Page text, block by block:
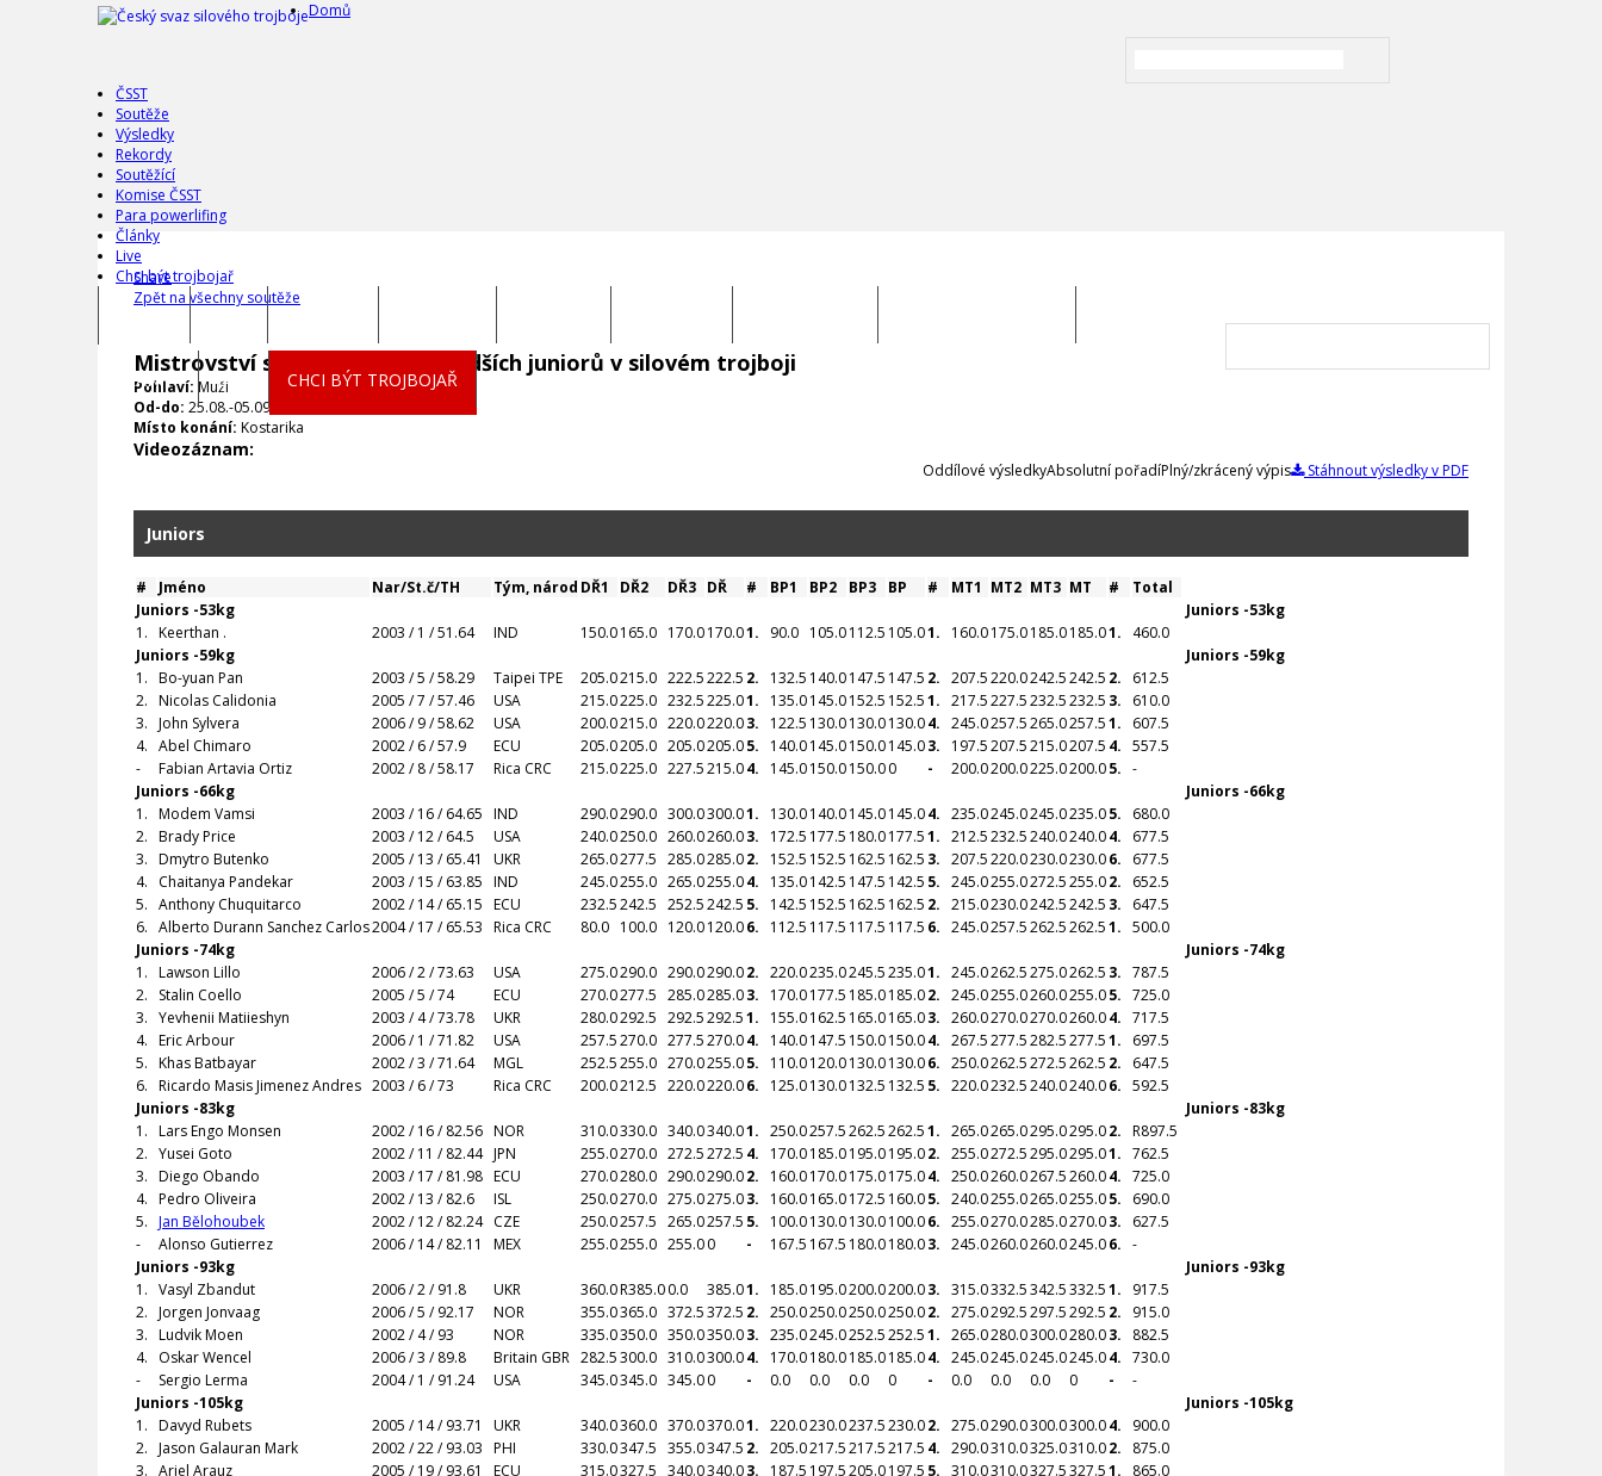
Domů
ČSST
Soutěže
Výsledky
Rekordy
Soutěžící
Komise ČSST
Para powerlifing
Články
Live
Chci být trojbojař
ČLÁNKY LIVE CHCI BÝT TROJBOJAŘ
Share
Zpět na všechny soutěže
Mistrovství světa juniorů a mladších juniorů v silovém trojboji
Pohlaví: Muži
Od-do: 25.08.-05.09.2025
Místo konání: Kostarika
Videozáznam:
Stáhnout výsledky v PDF
Plný/zkrácený výpis
Absolutní pořadí
Oddílové výsledky
Juniors
# Jméno Nar/St.č/TH Tým, národ DŘ1 DŘ2 DŘ3 DŘ # BP1 BP2 BP3 BP # MT1 MT2 MT3 MT #
Total
Juniors -53kg
Juniors -53kg
1. Keerthan . 2003 / 1 / 51.64 IND 150.0165.0 170.0170.01. 90.0 105.0112.5 105.01. 160.0175.0185.0185.01.
460.0
Juniors -59kg
Juniors -59kg
1. Bo-yuan Pan 2003 / 5 / 58.29 Taipei TPE 205.0215.0 222.5222.5 2. 132.5 140.0147.5 147.5 2. 207.5220.0242.5242.5 2.
612.5
2. Nicolas Calidonia 2005 / 7 / 57.46 USA 215.0225.0 232.5225.01. 135.0145.0152.5 152.51. 217.5227.5232.5232.5 3.
610.0
3. John Sylvera 2006 / 9 / 58.62 USA 200.0215.0 220.0220.03. 122.5 130.0130.0130.04. 245.0257.5265.0257.51.
607.5
4. Abel Chimaro 2002 / 6 / 57.9 ECU 205.0205.0 205.0205.05. 140.0145.0150.0145.03. 197.5207.5215.0207.5 4. 557.5
-
Fabian Artavia Ortiz 2002 / 8 / 58.17 Rica CRC 215.0225.0 227.5215.04. 145.0150.0150.00 - 200.0200.0225.0200.05. -
Juniors -66kg
Juniors -66kg
1. Modem Vamsi 2003 / 16 / 64.65 IND 290.0290.0 300.0300.01. 130.0140.0145.0145.04. 235.0245.0245.0235.05.
680.0
2. Brady Price 2003 / 12 / 64.5 USA 240.0250.0 260.0260.03. 172.5 177.5 180.0177.51. 212.5232.5240.0240.04.
677.5
3. Dmytro Butenko 2005 / 13 / 65.41 UKR 265.0277.5 285.0285.02. 152.5 152.5 162.5 162.5 3. 207.5220.0230.0230.06.
677.5
4.
Chaitanya Pandekar 2003 / 15 / 63.85 IND 245.0255.0 265.0255.04. 135.0142.5 147.5 142.5 5. 245.0255.0272.5255.02.
652.5
5. Anthony Chuquitarco 2002 / 14 / 65.15 ECU 232.5242.5 252.5242.5 5. 142.5 152.5 162.5 162.5 2. 215.0230.0242.5242.5 3.
647.5
6. Alberto Durann Sanchez Carlos2004 / 17 / 65.53 Rica CRC 80.0 100.0 120.0120.06. 112.5 117.5 117.5 117.5 6. 245.0257.5262.5262.51. 500.0
Juniors -74kg
Juniors -74kg
1. Lawson Lillo 2006 / 2 / 73.63 USA 275.0290.0 290.0290.02. 220.0235.0245.5235.01. 245.0262.5275.0262.5 3. 787.5
2.
Stalin Coello 2005 / 5 / 74 ECU 270.0277.5 285.0285.03. 170.0177.5 185.0185.02. 245.0255.0260.0255.05. 725.0
3. Yevhenii Matiieshyn 2003 / 4 / 73.78 UKR 280.0292.5 292.5292.51. 155.0162.5 165.0165.03. 260.0270.0270.0260.04. 717.5
4. Eric Arbour 2006 / 1 / 71.82 USA 257.5270.0 277.5270.04. 140.0147.5 150.0150.04. 267.5277.5282.5277.51.
697.5
5. Khas Batbayar 2002 / 3 / 71.64 MGL 252.5255.0 270.0255.05. 110.0120.0130.0130.06. 250.0262.5272.5262.5 2.
647.5
6. Ricardo Masis Jimenez Andres 2003 / 6 / 73 Rica CRC 200.0212.5 220.0220.06. 125.0130.0132.5 132.5 5. 220.0232.5240.0240.06. 592.5
Juniors -83kg
Juniors -83kg
1. Lars Engo Monsen 2002 / 16 / 82.56 NOR 310.0330.0 340.0340.01. 250.0257.5262.5262.51. 265.0265.0295.0295.02. R897.5
2. Yusei Goto 2002 / 11 / 82.44 JPN 255.0270.0 272.5272.5 4. 170.0185.0195.0195.02. 255.0272.5295.0295.01. 762.5
3. Diego Obando 2003 / 17 / 81.98 ECU 270.0280.0 290.0290.02. 160.0170.0175.0175.04. 250.0260.0267.5260.04. 725.0
4. Pedro Oliveira 2002 / 13 / 82.6 ISL 250.0270.0 275.0275.03. 160.0165.0172.5 160.05. 240.0255.0265.0255.05.
690.0
5. Jan Bělohoubek 2002 / 12 / 82.24 CZE 250.0257.5 265.0257.5 5. 100.0130.0130.0100.06. 255.0270.0285.0270.03.
627.5
-
Alonso Gutierrez 2006 / 14 / 82.11 MEX 255.0255.0 255.00 - 167.5 167.5 180.0180.03. 245.0260.0260.0245.06. -
Juniors -93kg
Juniors -93kg
1. Vasyl Zbandut 2006 / 2 / 91.8 UKR 360.0R385.00.0 385.01. 185.0195.0200.0200.03. 315.0332.5342.5332.51.
917.5
2. Jorgen Jonvaag 2006 / 5 / 92.17 NOR 355.0365.0 372.5372.5 2. 250.0250.0250.0250.02. 275.0292.5297.5292.5 2.
915.0
3. Ludvik Moen 2002 / 4 / 93 NOR 335.0350.0 350.0350.03. 235.0245.0252.5252.51. 265.0280.0300.0280.03.
882.5
4.
Oskar Wencel 2006 / 3 / 89.8 Britain GBR 282.5300.0 310.0300.04. 170.0180.0185.0185.04. 245.0245.0245.0245.04. 730.0
-
Sergio Lerma 2004 / 1 / 91.24 USA 345.0345.0 345.00 - 0.0 0.0 0.0 0 - 0.0 0.0 0.0 0 -
-
Juniors -105kg
Juniors -105kg
1. Davyd Rubets 2005 / 14 / 93.71 UKR 340.0360.0 370.0370.01. 220.0230.0237.5230.02. 275.0290.0300.0300.04.
900.0
2. Jason Galauran Mark 2002 / 22 / 93.03 PHI 330.0347.5 355.0347.5 2. 205.0217.5217.5217.5 4. 290.0310.0325.0310.02.
875.0
3. Ariel Arauz 2005 / 19 / 93.61 ECU 315.0327.5 340.0340.03. 187.5 197.5205.0197.5 5. 310.0310.0327.5327.51.
865.0